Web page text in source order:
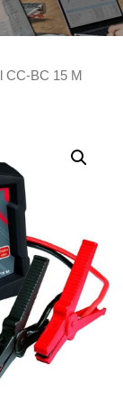
CC-BC 15 M